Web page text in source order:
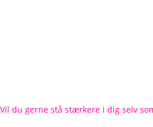
Vil du gerne stå stærkere i dig selv